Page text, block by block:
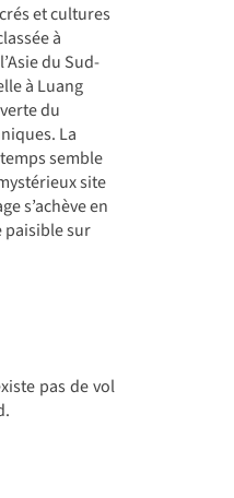
et cultures
à
du Sud-
à Luang
du
La
semble
site
s’achève en
paisible sur
pas de vol